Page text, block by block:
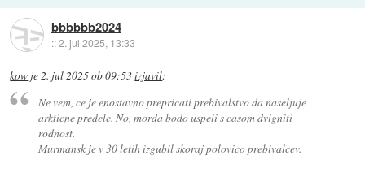
bbbbbb2024
::2. jul 2025, 13:33
kow je 2. jul 2025 ob 09:53izjavil:
Ne vem, ce je enostavno prepricati prebivalstvo da naseljuje
arkticne predele. No, morda bodo uspeli s casom dvigniti
rodnost.
Murmansk je v 30 letih izgubil skoraj polovico prebivalcev.